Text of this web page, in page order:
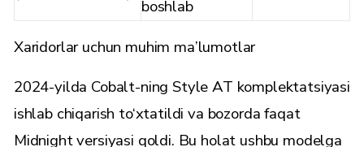
boshlab
Xaridorlar uchun muhim ma’lumotlar
2024-yilda Cobalt-ning Style AT komplektatsiyasi
ishlab chiqarish to‘xtatildi va bozorda faqat
Midnight versiyasi qoldi. Bu holat ushbu modelga